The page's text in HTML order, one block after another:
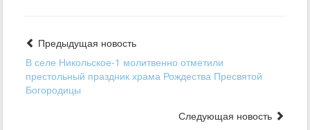
Предыдущая новость
В селе Никольское-1 молитвенно отметили
престольный праздник храма Рождества Пресвятой
Богородицы
Следующая новость